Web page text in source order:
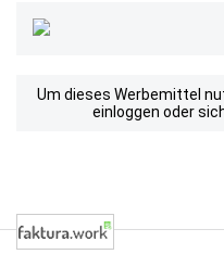
Um dieses Werbemittel
einloggen oder